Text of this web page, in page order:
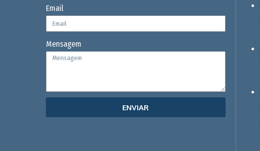
Email
Mensagem
ENVIAR